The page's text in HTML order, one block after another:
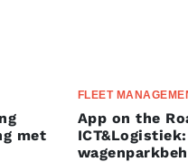
met
FLEET
App on the